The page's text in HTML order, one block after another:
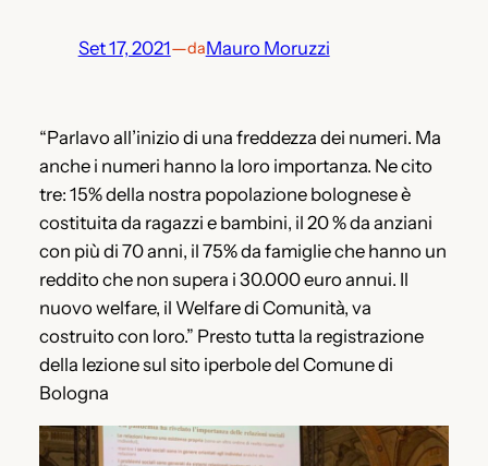
Set 17, 2021—daMauro Moruzzi
“Parlavo all’inizio di una freddezza dei numeri. Ma
anche i numeri hanno la loro importanza. Ne cito
tre: 15% della nostra popolazione bolognese è
costituita da ragazzi e bambini, il 20 % da anziani
con più di 70 anni, il 75% da famiglie che hanno un
reddito che non supera i 30.000 euro annui. Il
nuovo welfare, il Welfare di Comunità, va
costruito con loro.” Presto tutta la registrazione
della lezione sul sito iperbole del Comune di
Bologna